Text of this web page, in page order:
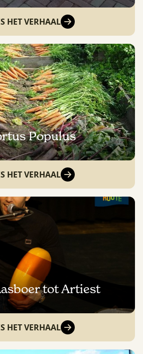
HET VERHAAL
Populus
HET VERHAAL
tot Artiest
HET VERHAAL